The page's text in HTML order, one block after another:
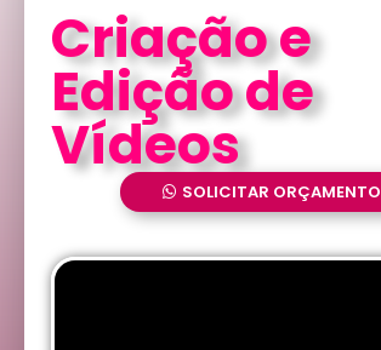
Criação e
Edição de
Vídeos
SOLICITAR ORÇAMENTO